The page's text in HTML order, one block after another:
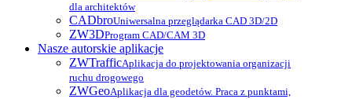
dla architektów
CADbroUniwersalna przeglądarka CAD 3D/2D
ZW3DProgram CAD/CAM 3D
Nasze autorskie aplikacje
ZWTrafficAplikacja do projektowania organizacji
ruchu drogowego
ZWGeoAplikacja dla geodetów. Praca z punktami,